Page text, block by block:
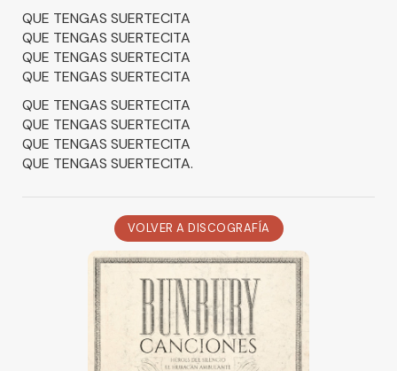
QUE TENGAS SUERTECITA
QUE TENGAS SUERTECITA
QUE TENGAS SUERTECITA
QUE TENGAS SUERTECITA
QUE TENGAS SUERTECITA
QUE TENGAS SUERTECITA
QUE TENGAS SUERTECITA
QUE TENGAS SUERTECITA.
VOLVER A DISCOGRAFÍA